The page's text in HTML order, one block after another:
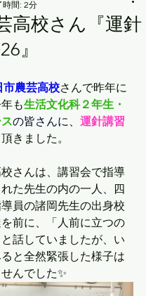
高校さん『運針
』
時間: 2分
市農芸高校さんで昨年に
も生活文化科２年生・
の皆さんに、 運針講習
きました。
さんは、講習会で指導
た先生の内の一人、四
員の諸岡先生の出身校
前に、「人前に立つの
話していましたが、い
と全然緊張した様子は
んでした✨